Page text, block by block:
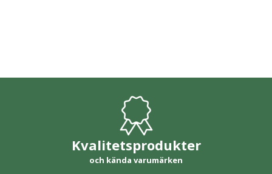
Kvalitetsprodukter
och kända varumärken